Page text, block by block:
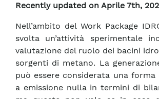
Recently updated on Aprile 7th,
Nell’ambito del Work Package
svolta un’attività sperimentale
valutazione del ruolo dei bacini
sorgenti di metano. La
può essere considerata una
a emissione nulla in termini di